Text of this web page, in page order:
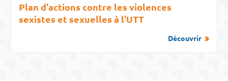
Plan d'actions contre les violences
sexistes et sexuelles à l'UTT
Découvrir